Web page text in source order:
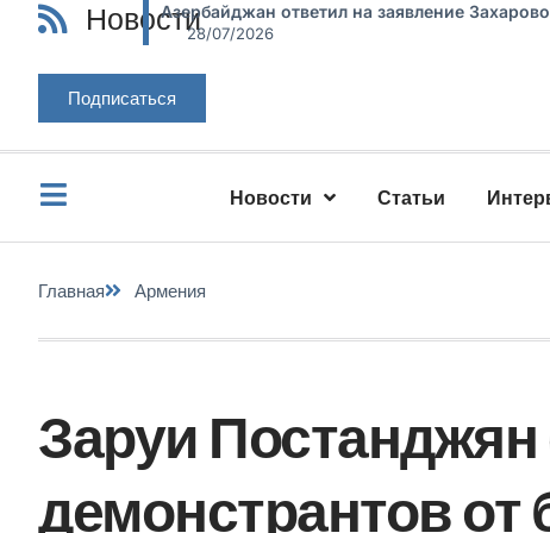
НовостиАзербайджан ответил на заявление
28/07/2026
Подписаться
Новости Статьи
Главная Армения
Заруи Постанджян
демонстрантов от